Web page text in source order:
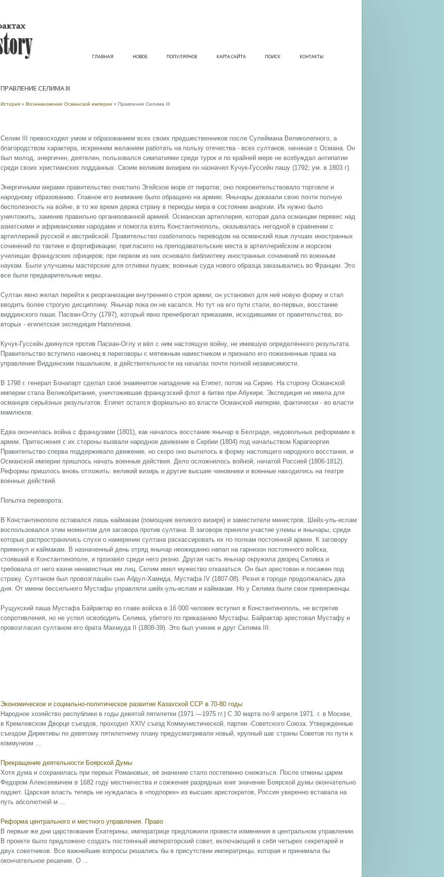
ГЛАВНАЯ НОВОЕ ПОПУЛЯРНОЕ КАРТА САЙТА ПОИСК КОНТАКТЫ
ПРАВЛЕНИЕ СЕЛИМА III
История » Возникновение Османской империи » Правление Селима III
Селим III превосходил умом и образованием всех своих предшественников после Сулеймана Великолепного, а
благородством характера, искренним желанием работать на пользу отечества - всех султанов, начиная с Османа. Он
был молод, энергичен, деятелен, пользовался симпатиями среди турок и по крайней мере не возбуждал антипатии
среди своих христианских подданных. Своим великим визирем он назначил Кучук-Гуссейн пашу (1792; ум. в 1803 г).
Энергичными мерами правительство очистило Эгейское море от пиратов; оно покровительствовало торговле и
народному образованию. Главное его внимание было обращено на армию. Янычары доказали свою почти полную
бесполезность на войне, в то же время держа страну в пepиоды мира в состоянии анархии. Их нужно было
уничтожить, заменив правильно организованной армией. Османская артиллерия, которая дала османцам перевес над
азиатскими и африканскими народами и помогла взять Константинополь, оказывалась негодной в сравнении с
артиллерией русской и австрийской. Правительство озаботилось переводом на османский язык лучших иностранных
сочинений по тактике и фортификации; пригласило на преподавательские места в артиллерийском и морском
училищах французских офицеров; при первом из них основало библиотеку иностранных сочинений по военным
наукам. Были улучшены мастерские для отливки пушек; военные суда нового образца заказывались во Франции. Это
все были предварительные меры.
Султан явно желал перейти к реорганизации внутреннего строя армии; он установил для неё новую форму и стал
вводить более строгую дисциплину. Янычар пока он не касался. Но тут на его пути стали, во-первых, восстание
виддинского паши, Пасван-Оглу (1797), который явно пренебрегал приказами, исходившими от правительства, во-
вторых - египетская экспедиция Наполеона.
Кучук-Гуссейн двинулся против Пасван-Оглу и вёл с ним настоящую войну, не имевшую определённого результата.
Правительство вступило наконец в переговоры с мятежным наместником и признало его пожизненные права на
управление Виддинским пашалыком, в действительности на началах почти полной независимости.
В 1798 г. генерал Бонапарт сделал своё знаменитое нападение на Египет, потом на Сирию. На сторону Османской
империи стала Великобритания, уничтожившая французский флот в битве при Абукире. Экспедиция не имела для
османцев серьёзных результатов. Египет остался формально во власти Османской империи, фактически - во власти
мамлюков.
Едва окончилась война с французами (1801), как началось восстание янычар в Белграде, недовольных реформами в
армии. Притеснения с их стороны вызвали народное движение в Сербии (1804) под начальством Карагеоргия.
Правительство сперва поддерживало движение, но скоро оно вылилось в форму настоящего народного восстания, и
Османской империи пришлось начать военные действия. Дело осложнилось войной, начатой Россией (1806-1812).
Реформы пришлось вновь отложить: великий визирь и другие высшие чиновники и военные находились на театре
военных действий.
Попытка переворота.
В Константинополе оставался лишь каймакам (помощник великого визиря) и заместители министров. Шейх-уль-ислам
воспользовался этим моментом для заговора против султана. В заговоре приняли участие улемы и янычары, среди
которых распространялись слухи о намерении султана раскассировать их по полкам постоянной армии. К заговору
примкнул и каймакам. В назначенный день отряд янычар неожиданно напал на гарнизон постоянного войска,
стоявший в Константинополе, и произвёл среди него резню. Другая часть янычар окружила дворец Селима и
требовала от него казни ненавистных им лиц. Селим имел мужество отказаться. Он был арестован и посажен под
стражу. Султаном был провозглашён сын Абдул-Хамида, Мустафа IV (1807-08). Резня в городе продолжалась два
дня. От имени бессильного Мустафы управляли шейх-уль-ислам и каймакам. Но у Селима были свои приверженцы.
Рущукский паша Мустафа Байрактар во главе войска в 16 000 человек вступил в Константинополь, не встретив
сопротивления, но не успел освободить Селима, убитого по приказанию Мустафы. Байрактар арестовал Мустафу и
провозгласил султаном его брата Махмуда II (1808-39). Это был ученик и друг Селима III.
Экономическое и социально-политическое развитие Казахской ССР в 70-80 годы
Народное хозяйство республики в годы девятой пятилетки (1971 —1975 гг.) С 30 марта по-9 апреля 1971. г. в Москве,
в Кремлевском Дворце съездов, проходил XXIV съезд Коммунистической, партии -Советского Союза. Утвержденные
съездом Директивы по девятому пятилетнему плану предусматривали новый, крупный шаг страны Советов по пути к
коммунизм ...
Прекращение деятельности Боярской Думы
Хотя дума и сохранилась при первых Романовых, её значение стало постепенно снижаться. После отмены царем
Федором Алексеевичем в 1682 году местничества и сожжения разрядных книг значение Боярской думы окончательно
падает. Царская власть теперь не нуждалась в «подпорке» из высших аристократов, Россия уверенно вставала на
путь абсолютной м ...
Реформа центрального и местного управления. Право
В первые же дни царствования Екатерины, императрице предложили провести изменения в центральном управлении.
В проекте было предложено создать постоянный императорский совет, включающий в себя четырех секретарей и
двух советников. Все важнейшие вопросы решались бы в присутствии императрицы, которая и принимала бы
окончательное решение. О ...